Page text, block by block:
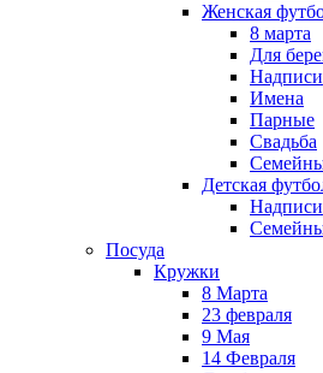
Женская
8 марта
Для
Надписи
Имена
Парные
Свадьба
Детская
Надписи
Посуда
Кружки
8 Марта
23 февраля
9 Мая
14 Февраля